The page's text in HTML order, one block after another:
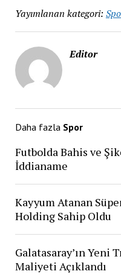
Yayımlanan kategori:
Editor
Daha fazla Spor
Futbolda Bahis ve
İddianame
Kayyum Atanan
Holding Sahip Oldu
Galatasaray’ın Yeni
Maliyeti Açıklandı